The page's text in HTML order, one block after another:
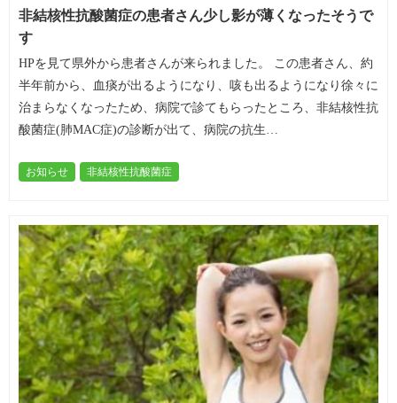
非結核性抗酸菌症の患者さん少し影が薄くなったそうで
す
HPを見て県外から患者さんが来られました。 この患者さん、約
半年前から、血痰が出るようになり、咳も出るようになり徐々に
治まらなくなったため、病院で診てもらったところ、非結核性抗
酸菌症(肺MAC症)の診断が出て、病院の抗生…
お知らせ 非結核性抗酸菌症